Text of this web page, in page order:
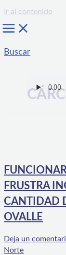
Ir al contenido
Buscar
FRUSTRA
CANTIDAD
OVALLE
Deja un
Norte